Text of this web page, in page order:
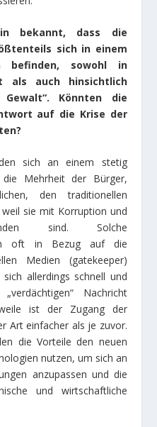
bekannt, dass die
sich in einem
befinden, sowohl in
als auch hinsichtlich
Könnten die
auf die Krise der
sich an einem stetig
Mehrheit der Bürger,
den traditionellen
sie mit Korruption und
sind. Solche
oft in Bezug auf die
Medien (gatekeeper)
allerdings schnell und
Nachricht
ist der Zugang der
Art einfacher als je zuvor.
die Vorteile den neuen
nutzen, um sich an
anzupassen und die
und wirtschaftliche